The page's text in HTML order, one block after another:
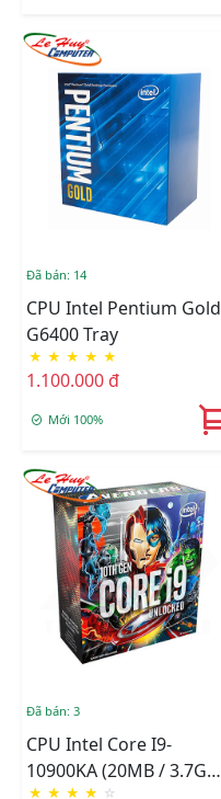
Đã bán: 14
CPU Intel Pentium Gold
G6400 Tray
★ ★ ★ ★ ★
1.100.000 đ
Mới 100%
Đã bán: 3
CPU Intel Core I9-
10900KA (20MB / 3.7GHz
★ ★ ★ ★ ☆